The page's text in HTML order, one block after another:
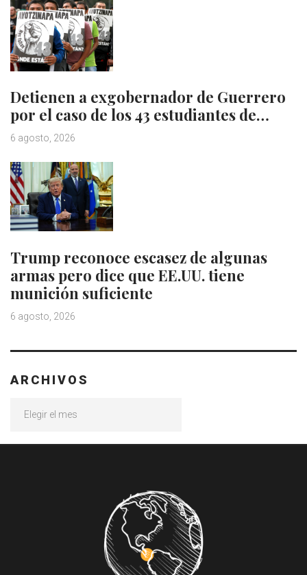
Detienen a exgobernador de Guerrero
por el caso de los 43 estudiantes de…
6 agosto, 2026
Trump reconoce escasez de algunas
armas pero dice que EE.UU. tiene
munición suficiente
6 agosto, 2026
ARCHIVOS